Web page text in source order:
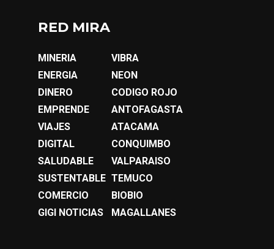
RED MIRA
MINERIA
ENERGIA
DINERO
EMPRENDE
VIAJES
DIGITAL
SALUDABLE
SUSTENTABLE
COMERCIO
GIGI NOTICIAS
VIBRA
NEON
CODIGO ROJO
ANTOFAGASTA
ATACAMA
CONQUIMBO
VALPARAISO
TEMUCO
BIOBIO
MAGALLANES